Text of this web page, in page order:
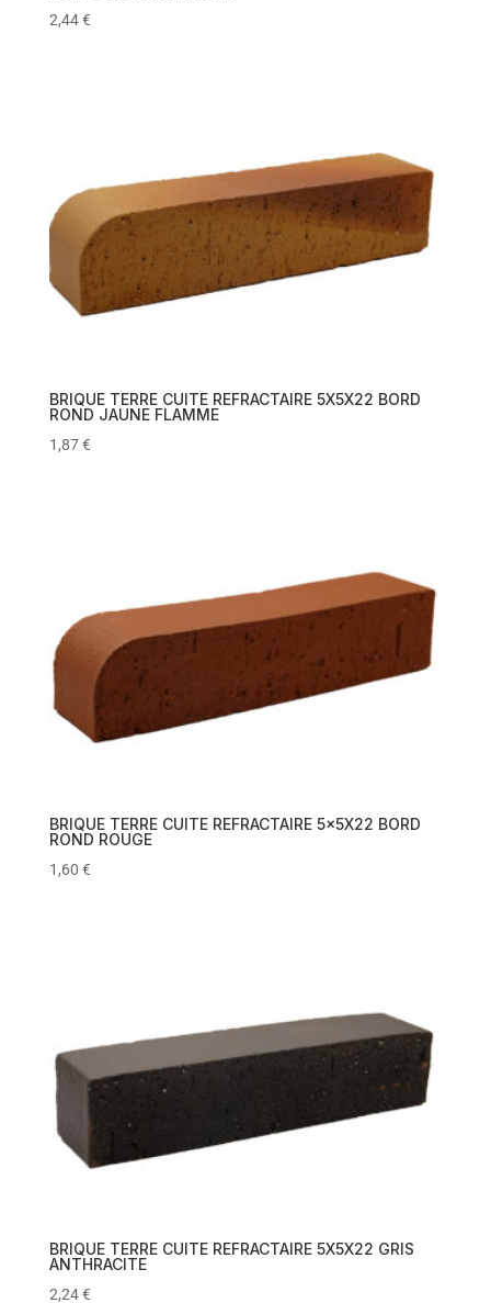
2,44€
BRIQUE TERRE CUITE REFRACTAIRE 5X5X22 BORD
ROND JAUNE FLAMME
1,87€
BRIQUE TERRE CUITE REFRACTAIRE 5x5X22 BORD
ROND ROUGE
1,60 €
BRIQUE TERRE CUITE REFRACTAIRE 5X5X22 GRIS
ANTHRACITE
2,24€